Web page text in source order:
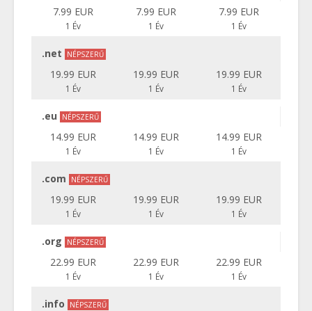
7.99 EUR
1 Év
7.99 EUR
1 Év
7.99 EUR
1 Év
.net NÉPSZERŰ
19.99 EUR
1 Év
19.99 EUR
1 Év
19.99 EUR
1 Év
.eu NÉPSZERŰ
14.99 EUR
1 Év
14.99 EUR
1 Év
14.99 EUR
1 Év
.com NÉPSZERŰ
19.99 EUR
1 Év
19.99 EUR
1 Év
19.99 EUR
1 Év
.org NÉPSZERŰ
22.99 EUR
1 Év
22.99 EUR
1 Év
22.99 EUR
1 Év
.info NÉPSZERŰ